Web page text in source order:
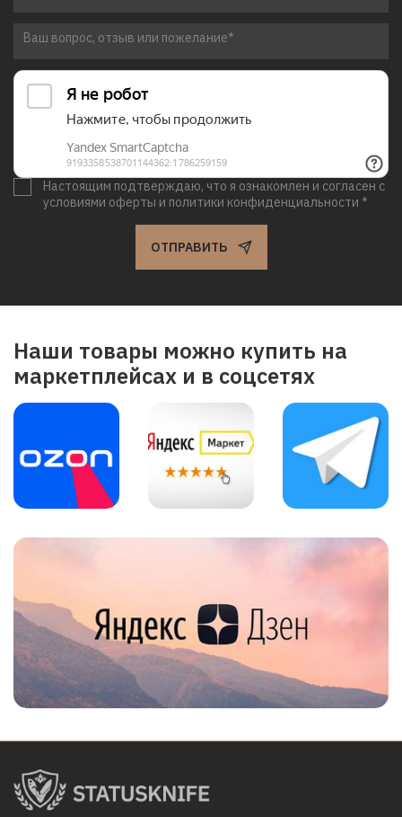
Настоящим подтверждаю, что я ознакомлен и согласен с
условиями оферты и политики конфиденциальности *
ОТПРАВИТЬ
Наши товары можно купить на
маркетплейсах и в соцсетях